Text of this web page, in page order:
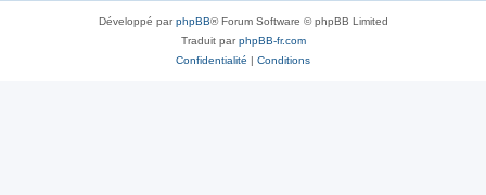
Développé parphpBB® Forum Software © phpBB Limited
Traduit parphpBB-fr.com
Confidentialité | Conditions